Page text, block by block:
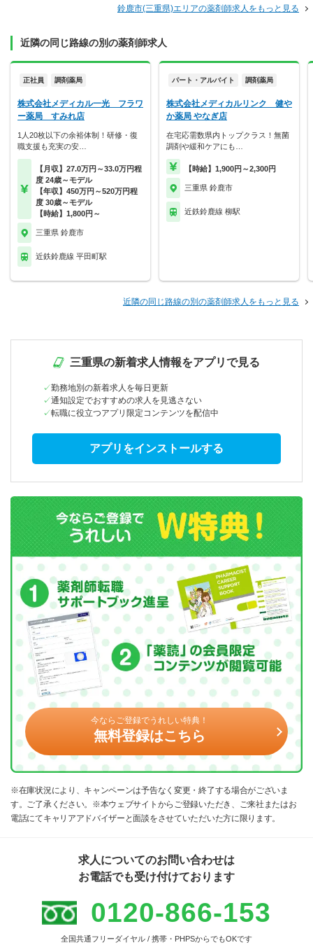
鈴鹿市(三重県)エリアの薬剤師求人をもっと見る
近隣の同じ路線の別の薬剤師求人
正社員 調剤薬局
株式会社メディカル一光 フラワ
ー薬局 すみれ店
1人20枚以下の余裕体制！研修・復
職支援も充実の安…
【月収】27.0万円～33.0万円程
度 24歳～モデル
【年収】450万円～520万円程
度 30歳～モデル
【時給】1,800円～
三重県 鈴鹿市
近鉄鈴鹿線 平田町駅
パート・アルバイト 調剤薬局
株式会社メディカルリンク 健や
か薬局 やなぎ店
在宅応需数県内トップクラス！無菌
調剤や緩和ケアにも…
【時給】1,900円～2,300円
三重県 鈴鹿市
近鉄鈴鹿線 柳駅
近隣の同じ路線の別の薬剤師求人をもっと見る
三重県の新着求人情報をアプリで見る
勤務地別の新着求人を毎日更新
通知設定でおすすめの求人を見逃さない
転職に役立つアプリ限定コンテンツを配信中
アプリをインストールする
今ならご登録でうれしい特典！
無料登録はこちら
※在庫状況により、キャンペーンは予告なく変更・終了する場合がございま
す。ご了承ください。※本ウェブサイトからご登録いただき、ご来社またはお
電話にてキャリアアドバイザーと面談をさせていただいた方に限ります。
求人についてのお問い合わせは
お電話でも受け付けております
0120-866-153
全国共通フリーダイヤル / 携帯・PHPSからでもOKです